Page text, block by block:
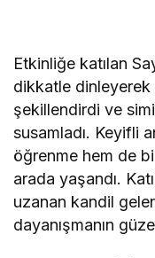
Etkinliğe katılan
dikkatle
şekillendirdi ve
susamladı. Keyifli
öğrenme hem de
arada yaşandı.
uzanan kandil
dayanışmanın